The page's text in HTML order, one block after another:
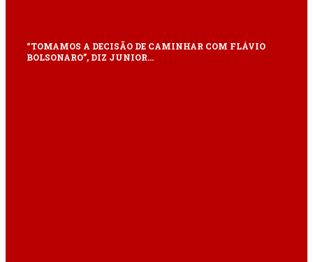
“TOMAMOS A DECISÃO DE CAMINHAR COM FLÁVIO
BOLSONARO”, DIZ JUNIOR…